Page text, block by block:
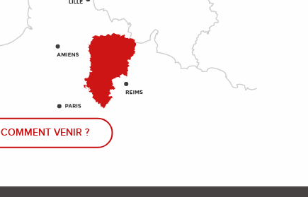
COMMENT VENIR ?